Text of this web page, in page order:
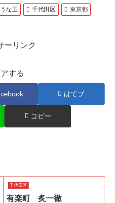
うな正 千代田区
東京都
ーリンク
する
はてブ
コピー
千代田区
有楽町 炙一徹